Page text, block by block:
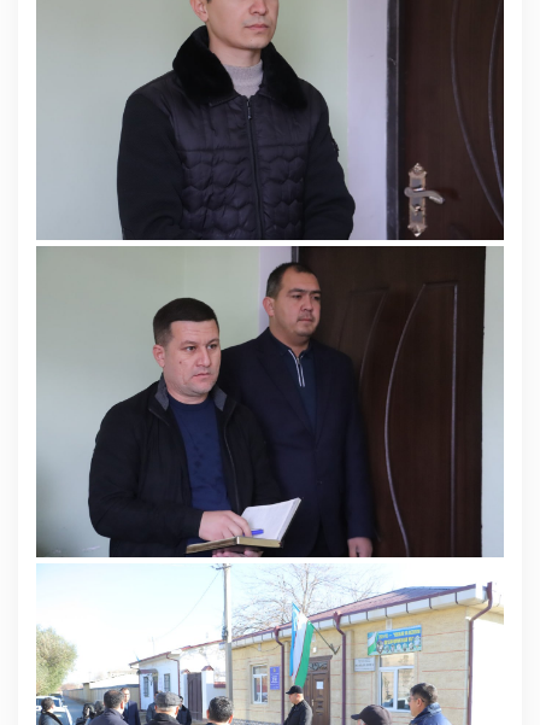
Deputatlar faoliyati
Korrupsiyaga qarshi kurash
Murojaat uchun
Korrupsiyaga qarshi kurashish bo'yicha idoraviy
Korrupsiyaga qarshi kurashish bo'yicha amalga
oshirayotgan ishlar
Ochiq ma'lumotlar
«Elektron hukumat» tizimi